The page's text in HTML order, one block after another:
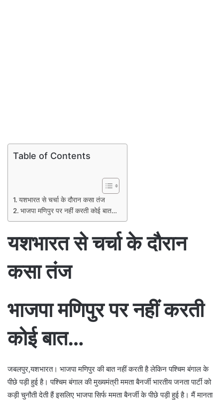
Table of Contents
यशभारत से चर्चा के दौरान कसा तंज
भाजपा मणिपुर पर नहीं करती कोई बात…
यशभारत से चर्चा के दौरान
कसा तंज
भाजपा मणिपुर पर नहीं करती
कोई बात…
जबलपुर,यशभारत। भाजपा मणिपुर की बात नहीं करती है लेकिन पश्चिम बंगाल के
पीछे पड़ी हुई है। पश्चिम बंगाल की मुख्यमंत्री ममता बैनर्जी भारतीय जनता पार्टी को
कड़ी चुनौती देती हैं इसलिए भाजपा सिर्फ ममता बैनर्जी के पीछे पड़ी हुई है। मैं मानता